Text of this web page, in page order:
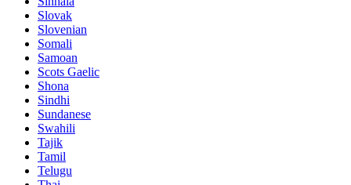
Slovak
Slovenian
Somali
Samoan
Scots Gaelic
Shona
Sindhi
Sundanese
Swahili
Tajik
Tamil
Telugu